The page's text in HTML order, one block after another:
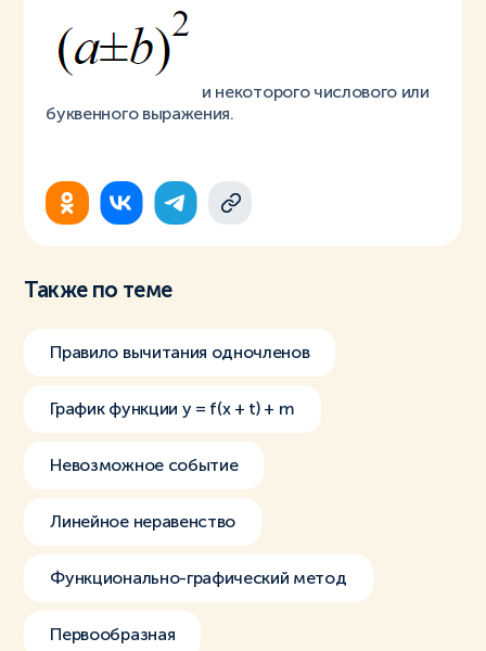
и некоторого числового или
буквенного выражения.
Также по теме
Правило вычитания одночленов
График функции y = f(x + t) + m
Невозможное событие
Линейное неравенство
Функционально-графический метод
Первообразная